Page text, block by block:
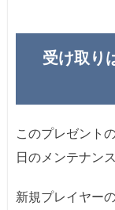
受け取り
このプレゼント
日のメンテナン
新規プレイヤー